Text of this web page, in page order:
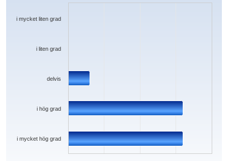
The chart has 1 X axis displaying categories.
i mycket hög grad
i hög grad
delvis
i liten grad
i mycket liten grad